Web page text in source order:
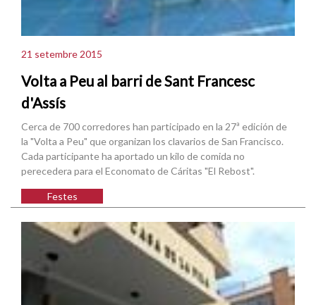
21 setembre 2015
Volta a Peu al barri de Sant Francesc
d'Assís
Cerca de 700 corredores han participado en la 27ª edición de
la "Volta a Peu" que organizan los clavarios de San Francisco.
Cada participante ha aportado un kilo de comida no
perecedera para el Economato de Cáritas "El Rebost".
Festes